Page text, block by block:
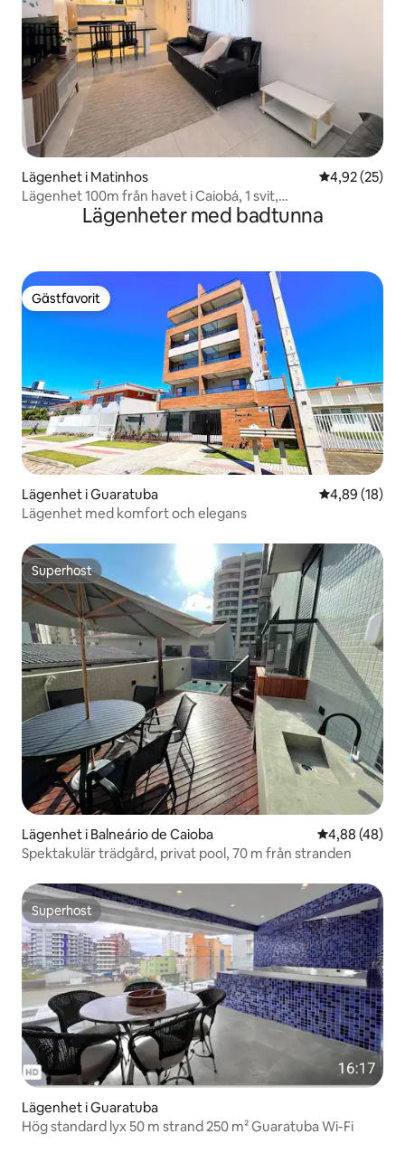
Lägenhet i Matinhos 4,92 av 5 i
4,92 (25)
Lägenhet 100m från havet i Caiobá, 1 svit,
luftkonditionering och Wi-Fi
Lägenheter med badtunna
Gästfavorit
Gästfavorit
Lägenhet i Guaratuba 4,89 av 5 i
4,89 (18)
Lägenhet med komfort och elegans
Superhost
Superhost
Lägenhet i Balneário de Caioba 4,88 av 5 i
4,88 (48)
Spektakulär trädgård, privat pool, 70 m från stranden
Superhost
Superhost
Lägenhet i Guaratuba
Hög standard lyx 50 m strand 250 m² Guaratuba Wi-Fi